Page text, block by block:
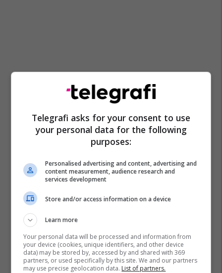
Telegrafi asks for your consent to use
your personal data for the following
purposes:
Personalised advertising and content, advertising and
content measurement, audience research and
services development
Store and/or access information on a device
Learn more
Your personal data will be processed and information from
your device (cookies, unique identifiers, and other device
data) may be stored by, accessed by and shared with 369
partners, or used specifically by this site. We and our partners
may use precise geolocation data. List of partners.